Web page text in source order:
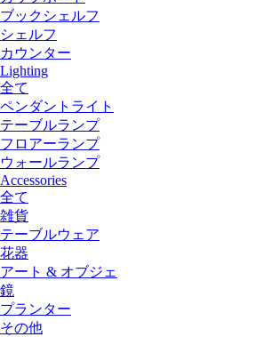
ブックシェルフ
シェルフ
カウンター
Lighting
全て
ペンダントライト
テーブルランプ
フロアーランプ
ウォールランプ
Accessories
全て
雑貨
テーブルウェア
花器
アート & オブジェ
鏡
プランター
その他